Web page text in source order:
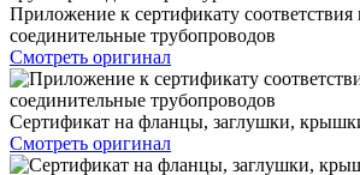
Приложение к сертификату соответствия
соединительные трубопроводов
Смотреть оригинал
Сертификат на фланцы, заглушки,
Смотреть оригинал